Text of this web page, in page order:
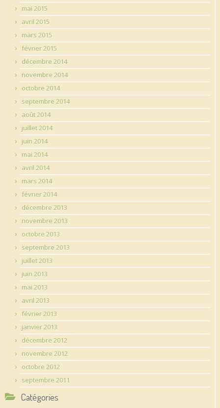
mai 2015
avril 2015
mars 2015
février 2015
décembre 2014
novembre 2014
octobre 2014
septembre 2014
août 2014
juillet 2014
juin 2014
mai 2014
avril 2014
mars 2014
février 2014
décembre 2013
novembre 2013
octobre 2013
septembre 2013
juillet 2013
juin 2013
mai 2013
avril 2013
février 2013
janvier 2013
décembre 2012
novembre 2012
octobre 2012
septembre 2011
Catégories